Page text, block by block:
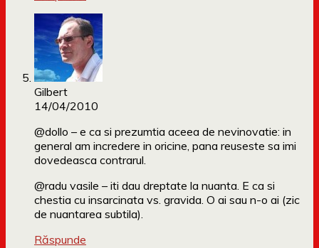
Gilbert
14/04/2010
@dollo – e ca si prezumtia aceea de nevinovatie: in
general am incredere in oricine, pana reuseste sa imi
dovedeasca contrarul.
@radu vasile – iti dau dreptate la nuanta. E ca si
chestia cu insarcinata vs. gravida. O ai sau n-o ai (zic
de nuantarea subtila).
Răspunde